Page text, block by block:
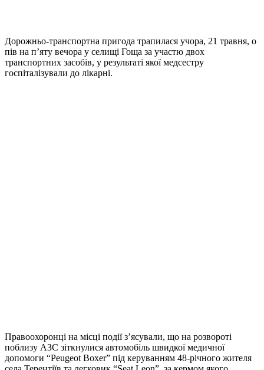
Дорожньо-транспортна пригода трапилася учора, 21 травня, о
пів на п’яту вечора у селищі Гоща за участю двох
транспортних засобів, у результаті якої медсестру
госпіталізували до лікарні.
Правоохоронці на місці події з’ясували, що на розвороті
поблизу АЗС зіткнулися автомобіль швидкої медичної
допомоги “Peugeot Boxer” під керуванням 48-річного жителя